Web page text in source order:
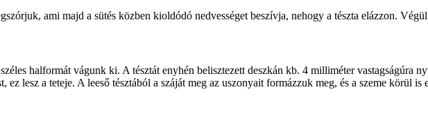
ami majd a sütés közben kioldódó nedvességet beszívja, nehogy a tészta elázzon.
halformát vágunk ki. A tésztát enyhén belisztezett deszkán kb. 4 milliméter vastagságúra
ez lesz a teteje. A leeső tésztából a száját meg az uszonyait formázzuk meg, és a szeme körül is